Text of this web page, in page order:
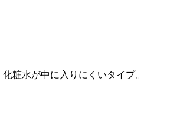
粧水が中に入りにくいタイプ。